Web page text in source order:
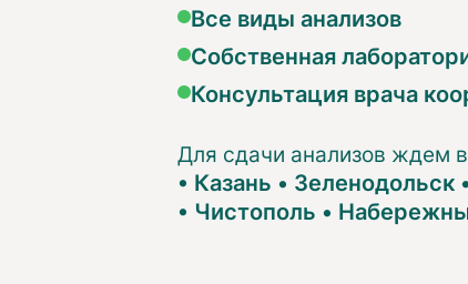
Все виды анализов
Собственная
Консультация врача
Для сдачи анализов ждем
• Казань • Зеленодольск•
• Чистополь •